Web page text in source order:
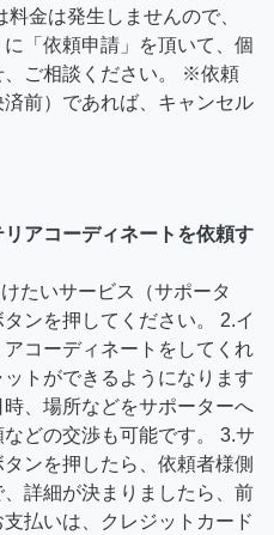
金は発生しませんので、
「依頼申請」を頂いて、個
、ご相談ください。 ※依頼
前）であれば、キャンセル
アコーディネートを依頼す
たいサービス（サポータ
ンを押してください。 2.イ
コーディネートをしてくれ
トができるようになります
、場所などをサポーターへ
どの交渉も可能です。 3.サ
ンを押したら、依頼者様側
詳細が決まりましたら、前
払いは、クレジットカード